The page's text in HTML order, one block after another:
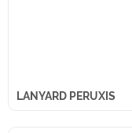
LANYARD PERUXIS